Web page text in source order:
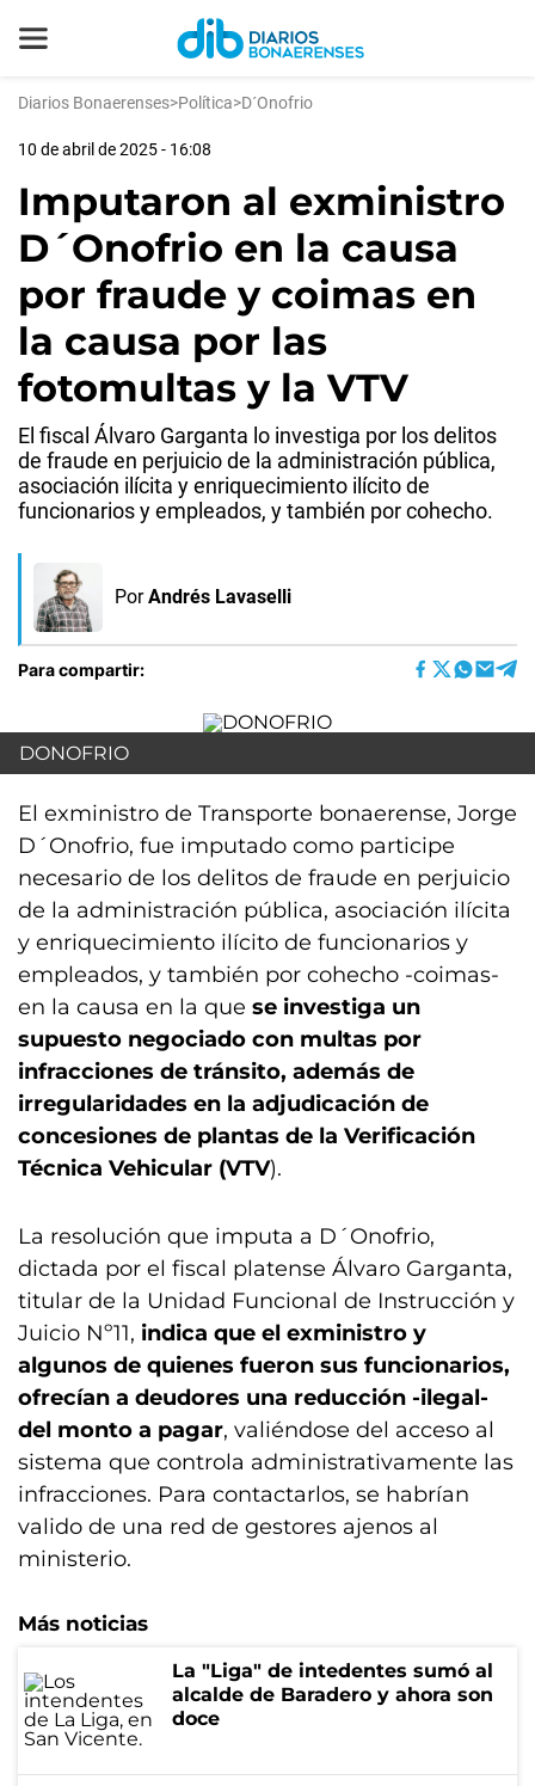
Diarios Bonaerenses>Política>D´Onofrio
10 de abril de 2025 - 16:08
Imputaron al exministro
D´Onofrio en la causa
por fraude y coimas en
la causa por las
fotomultas y la VTV
El fiscal Álvaro Garganta lo investiga por los delitos
de fraude en perjuicio de la administración pública,
asociación ilícita y enriquecimiento ilícito de
funcionarios y empleados, y también por cohecho.
Por Andrés Lavaselli
Para compartir:
DONOFRIO
El exministro de Transporte bonaerense, Jorge
D´Onofrio, fue imputado como participe
necesario de los delitos de fraude en perjuicio
de la administración pública, asociación ilícita
y enriquecimiento ilícito de funcionarios y
empleados, y también por cohecho -coimas-
en la causa en la que se investiga un
supuesto negociado con multas por
infracciones de tránsito, además de
irregularidades en la adjudicación de
concesiones de plantas de la Verificación
Técnica Vehicular (VTV).
La resolución que imputa a D´Onofrio,
dictada por el fiscal platense Álvaro Garganta,
titular de la Unidad Funcional de Instrucción y
Juicio Nº11, indica que el exministro y
algunos de quienes fueron sus funcionarios,
ofrecían a deudores una reducción -ilegal-
del monto a pagar, valiéndose del acceso al
sistema que controla administrativamente las
infracciones. Para contactarlos, se habrían
valido de una red de gestores ajenos al
ministerio.
Más noticias
La "Liga" de intedentes sumó al
alcalde de Baradero y ahora son
doce